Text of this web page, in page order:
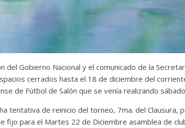
del Gobierno Nacional y el comunicado de la
cerrados hasta el 18 de diciembre del
de Fútbol de Salón que se venía realizando
tentativa de reinicio del torneo, 7ma. del Clausura,
fijo para el Martes 22 de Diciembre asamblea de